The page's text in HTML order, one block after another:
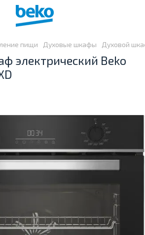
пищи Духовые шкафы Духовой
электрический Beko